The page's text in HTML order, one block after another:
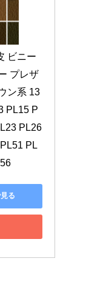
ビニー
プレザ
ン系 13
PL15 P
PL26
PL
る